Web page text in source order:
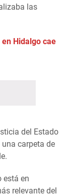
las
Hidalgo cae
del Estado
carpeta de
está en
relevante del